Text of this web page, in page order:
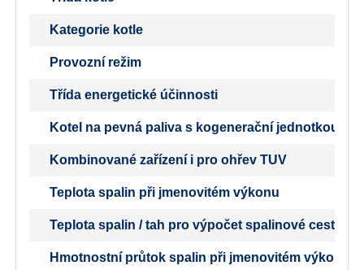
Kategorie kotle
Provozní režim
Třída energetické účinnosti
Kotel na pevná paliva s kogenerační jednotkou
Kombinované zařízení i pro ohřev TUV
Teplota spalin při jmenovitém výkonu
Teplota spalin / tah pro výpočet spalinové cesty
Hmotnostní průtok spalin při jmenovitém výkonu